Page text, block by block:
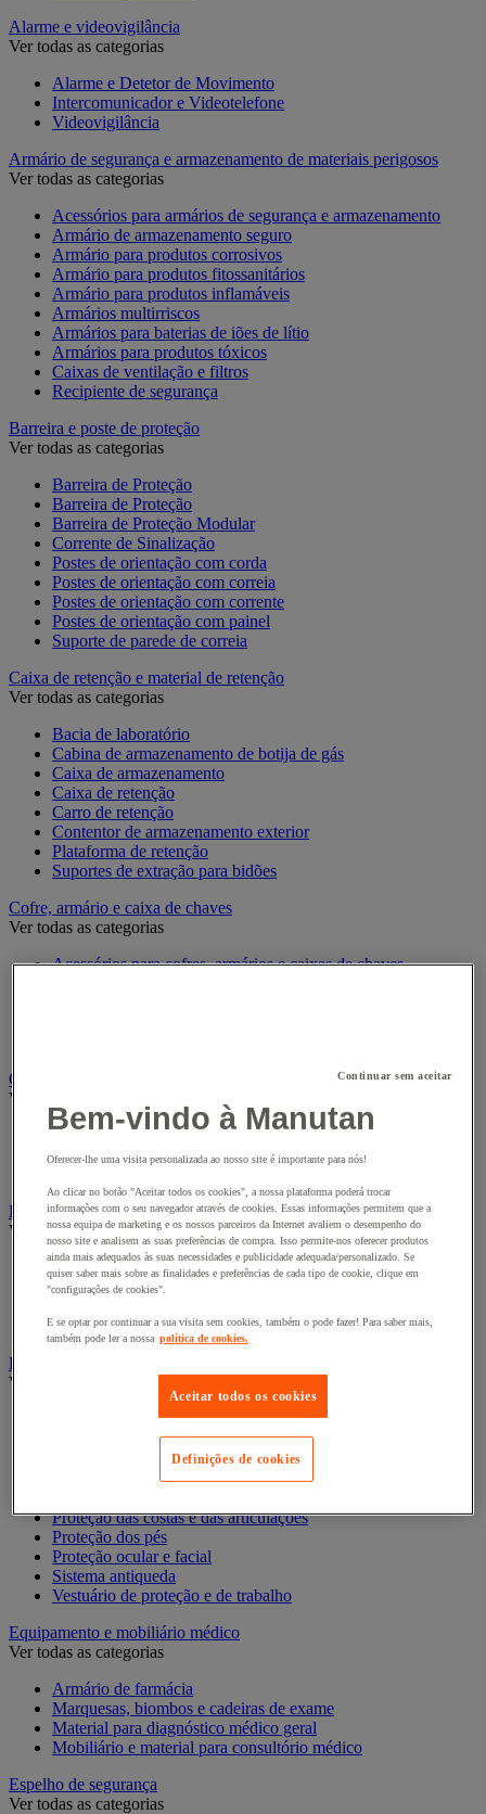
Alarme e videovigilância
Ver todas as categorias
Alarme e Detetor de Movimento
Intercomunicador e Videotelefone
Videovigilância
Armário de segurança e armazenamento de materiais perigosos
Ver todas as categorias
Acessórios para armários de segurança e armazenamento
Armário de armazenamento seguro
Armário para produtos corrosivos
Armário para produtos fitossanitários
Armário para produtos inflamáveis
Armários multirriscos
Armários para baterias de iões de lítio
Armários para produtos tóxicos
Caixas de ventilação e filtros
Recipiente de segurança
Barreira e poste de proteção
Ver todas as categorias
Barreira de Proteção
Barreira de Proteção
Barreira de Proteção Modular
Corrente de Sinalização
Postes de orientação com corda
Postes de orientação com correia
Postes de orientação com corrente
Postes de orientação com painel
Suporte de parede de correia
Caixa de retenção e material de retenção
Ver todas as categorias
Bacia de laboratório
Cabina de armazenamento de botija de gás
Caixa de armazenamento
Caixa de retenção
Carro de retenção
Contentor de armazenamento exterior
Plataforma de retenção
Suportes de extração para bidões
Cofre, armário e caixa de chaves
Ver todas as categorias
Acessórios para cofres, armários e caixas de chaves
Crachá e relógio de ponto
Ver todas as categorias
Crachá e cartão
Relógio de ponto e controlador de rondas
Emergência e primeiros socorros
Ver todas as categorias
Duche e lava-olhos
Maca e padiola
Reanimação e oxigénio
Equipamento de proteção individual (EPI)
Ver todas as categorias
Arrumação Do Equipamento de Proteção Individual
Máscara respiratória
Proteção Auditiva
Proteção das costas e das articulações
Proteção dos pés
Proteção ocular e facial
Sistema antiqueda
Vestuário de proteção e de trabalho
Equipamento e mobiliário médico
Ver todas as categorias
Armário de farmácia
Marquesas, biombos e cadeiras de exame
Material para diagnóstico médico geral
Mobiliário e material para consultório médico
Espelho de segurança
Ver todas as categorias
Continuar sem aceitar
Bem-vindo à Manutan
Oferecer-lhe uma visita personalizada ao nosso site é importante para nós!
Ao clicar no botão "Aceitar todos os cookies", a nossa plataforma poderá trocar
informações com o seu navegador através de cookies. Essas informações permitem que a
nossa equipa de marketing e os nossos parceiros da Internet avaliem o desempenho do
nosso site e analisem as suas preferências de compra. Isso permite-nos oferecer produtos
ainda mais adequados às suas necessidades e publicidade adequada/personalizado. Se
quiser saber mais sobre as finalidades e preferências de cada tipo de cookie, clique em
"configurações de cookies".
E se optar por continuar a sua visita sem cookies, também o pode fazer! Para saber mais,
também pode ler a nossa política de cookies.
Aceitar todos os cookies
Definições de cookies